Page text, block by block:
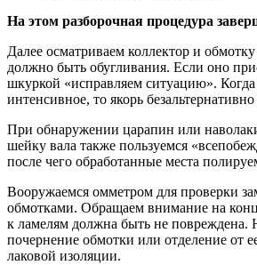
На этом разборочная процедура
Далее осматриваем коллектор и обмотку
должно быть обугливания. Если оно
шкуркой «исправляем ситуацию».
интенсивное, то якорь
При обнаружении царапин или
шейку вала также пользуемся
после чего обработанные места
Вооружаемся омметром для проверки
обмотками. Обращаем внимание на
к ламелям должна быть не повреждена.
почернение обмотки или отделение от
лаковой изоляции.